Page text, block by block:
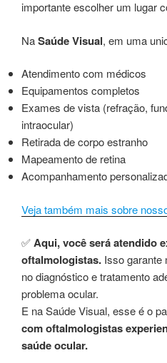
importante escolher um lugar
NaSaúde Visual, em uma
Atendimento com médicos
Equipamentos completos
Exames de vista (refração,
intraocular)
Retirada de corpo estranho
Mapeamento de retina
Acompanhamento
Veja também mais sobre
✅Aqui, você será atendido
oftalmologistas. Isso garante
no diagnóstico e tratamento
problema ocular.
E na Saúde Visual, esse é o
com oftalmologistas
saúde ocular.